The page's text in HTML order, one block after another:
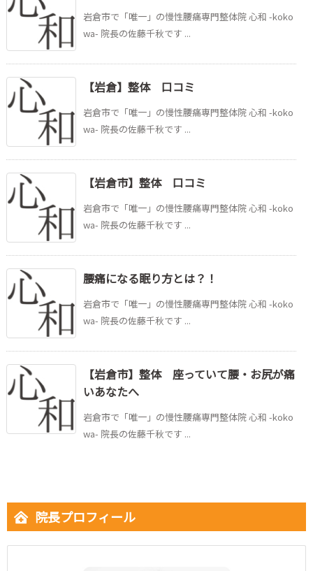
岩倉市で「唯一」の慢性腰痛専門整体院 心和 -koko
wa- 院長の佐藤千秋です ...
【岩倉】整体 口コミ
岩倉市で「唯一」の慢性腰痛専門整体院 心和 -koko
wa- 院長の佐藤千秋です ...
【岩倉市】整体 口コミ
岩倉市で「唯一」の慢性腰痛専門整体院 心和 -koko
wa- 院長の佐藤千秋です ...
腰痛になる眠り方とは？！
岩倉市で「唯一」の慢性腰痛専門整体院 心和 -koko
wa- 院長の佐藤千秋です ...
【岩倉市】整体 座っていて腰・お尻が痛
いあなたへ
岩倉市で「唯一」の慢性腰痛専門整体院 心和 -koko
wa- 院長の佐藤千秋です ...
院長プロフィール